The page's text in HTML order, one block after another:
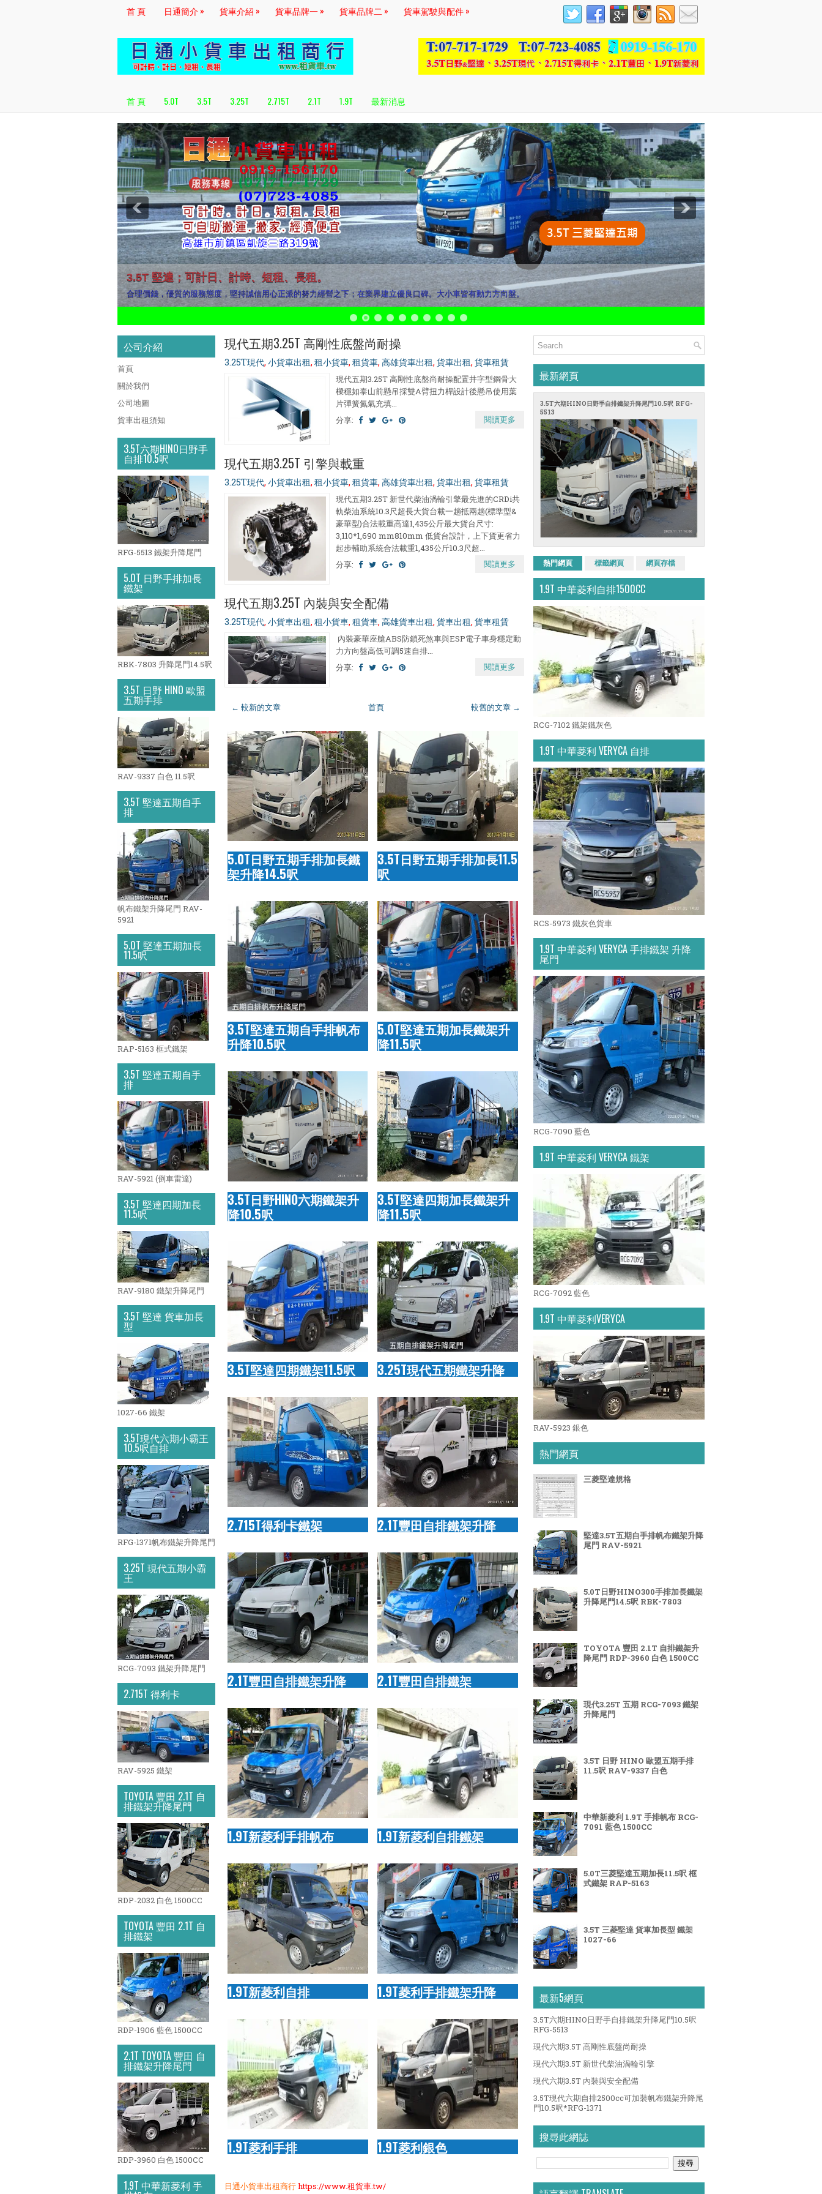
首 頁 日通簡介» 貨車介紹 » 貨車品牌一» 貨車品牌二 » 貨車駕駛與配件»
首 頁 5.0T 3.5T 3.25T 2.715T 2.1T 1.9T 最新消息
3.5T 堅達；可計日、計時、短租、長租。
合理價錢，優質的服務態度，堅持誠信用心正派的努力經營之下；在業界建立優良口碑。大小車皆有動力方向盤。
現代五期3.25T 高剛性底盤尚耐操
3.25T現代, 小貨車出租, 租小貨車, 租貨車, 高雄貨車出租, 貨車出租, 貨車租賃
現代五期3.25T 高剛性底盤尚耐操配置井字型鋼骨大
樑穩如泰山前懸吊採雙A臂扭力桿設計後懸吊使用葉
片彈簧氮氣充填...
分享:
閱讀更多
現代五期3.25T 引擎與載重
3.25T現代, 小貨車出租, 租小貨車, 租貨車, 高雄貨車出租, 貨車出租, 貨車租賃
現代五期3.25T 新世代柴油渦輪引擎最先進的CRDi共
軌柴油系統10.3尺超長大貨台載一趟抵兩趟(標準型&
豪華型)合法載重高達1,435公斤最大貨台尺寸:
3,110*1,690 mm810mm 低貨台設計，上下貨更省力
起步輔助系統合法載重1,435公斤10.3尺超...
分享:
閱讀更多
現代五期3.25T 內裝與安全配備
3.25T現代, 小貨車出租, 租小貨車, 租貨車, 高雄貨車出租, 貨車出租, 貨車租賃
內裝豪華座艙ABS防鎖死煞車與ESP電子車身穩定動
力方向盤高低可調5速自排...
分享:
閱讀更多
← 較新的文章 較舊的文章 →
首頁
5.0T日野五期手排加長鐵
架升降14.5呎
3.5T日野五期手排加長11.5
呎
3.5T堅達五期自手排帆布
升降10.5呎
5.0T堅達五期加長鐵架升
降11.5呎
3.5T日野HINO六期鐵架升
降10.5呎
3.5T堅達四期加長鐵架升
降11.5呎
3.5T堅達四期鐵架11.5呎 3.25T現代五期鐵架升降
2.715T得利卡鐵架 2.1T豐田自排鐵架升降
2.1T豐田自排鐵架升降 2.1T豐田自排鐵架
1.9T新菱利手排帆布 1.9T新菱利自排鐵架
1.9T新菱利自排 1.9T菱利手排鐵架升降
1.9T菱利手排 1.9T菱利銀色
日通小貨車出租商行https://www.租貨車.tw/
公司介紹
首頁
關於我們
公司地圖
貨車出租須知
3.5T六期HINO日野手
自排10.5呎
RFG-5513 鐵架升降尾門
5.0T 日野手排加長
鐵架
RBK-7803 升降尾門14.5呎
3.5T 日野 HINO 歐盟
五期手排
RAV-9337 白色 11.5呎
3.5T 堅達五期自手
排
帆布鐵架升降尾門 RAV-
5921
5.0T 堅達五期加長
11.5呎
RAP-5163 框式鐵架
3.5T 堅達五期自手
排
RAV-5921 (倒車雷達)
3.5T 堅達四期加長
11.5呎
RAV-9180 鐵架升降尾門
3.5T 堅達 貨車加長
型
1027-66 鐵架
3.5T現代六期小霸王
10.5呎自排
RFG-1371帆布鐵架升降尾門
3.25T 現代五期小霸
王
RCG-7093 鐵架升降尾門
2.715T 得利卡
RAV-5925 鐵架
TOYOTA 豐田 2.1T 自
排鐵架升降尾門
RDP-2032 白色 1500CC
TOYOTA 豐田 2.1T 自
排鐵架
RDP-1906 藍色 1500CC
2.1T TOYOTA 豐田 自
排鐵架升降尾門
RDP-3960 白色 1500CC
1.9T 中華新菱利 手
最新網頁
3.5T六期HINO日野手自排鐵架升降尾門10.5呎 RFG-
5513
熱門網頁 標籤網頁 網頁存檔
1.9T 中華菱利自排1500CC
RCG-7102 鐵架鐵灰色
1.9T 中華菱利 VERYCA 自排
RCS-5973 鐵灰色貨車
1.9T 中華菱利 VERYCA 手排鐵架 升降
尾門
RCG-7090 藍色
1.9T 中華菱利 VERYCA 鐵架
RCG-7092 藍色
1.9T 中華菱利VERYCA
RAV-5923 銀色
熱門網頁
三菱堅達規格
堅達3.5T五期自手排帆布鐵架升降
尾門 RAV-5921
5.0T日野HINO300手排加長鐵架
升降尾門14.5呎 RBK-7803
TOYOTA 豐田 2.1T 自排鐵架升
降尾門 RDP-3960 白色 1500CC
現代3.25T 五期 RCG-7093 鐵架
升降尾門
3.5T 日野 HINO 歐盟五期手排
11.5呎 RAV-9337 白色
中華新菱利 1.9T 手排帆布 RCG-
7091 藍色 1500CC
5.0T三菱堅達五期加長11.5呎 框
式鐵架 RAP-5163
3.5T 三菱堅達 貨車加長型 鐵架
1027-66
最新5網頁
3.5T六期HINO日野手自排鐵架升降尾門10.5呎
RFG-5513
現代六期3.5T 高剛性底盤尚耐操
現代六期3.5T 新世代柴油渦輪引擎
現代六期3.5T 內裝與安全配備
3.5T現代六期自排2500cc可加裝帆布鐵架升降尾
門10.5呎*RFG-1371
搜尋此網誌